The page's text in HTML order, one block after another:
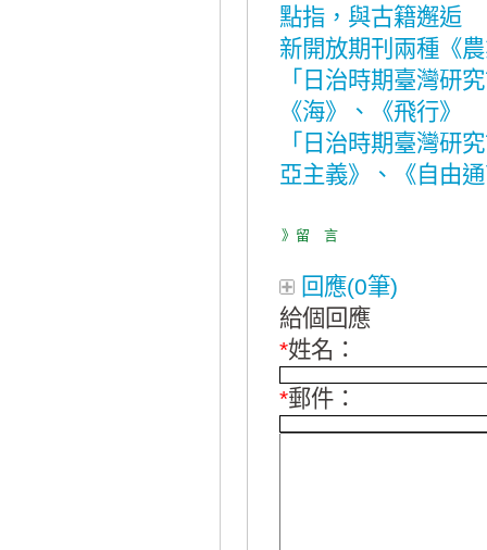
點指，與古籍邂逅
新開放期刊兩種《
「日治時期臺灣研
《海》、《飛行》
「日治時期臺灣研
亞主義》、《自由
》留 言
回應(0筆)
給個回應
*姓名：
*郵件：